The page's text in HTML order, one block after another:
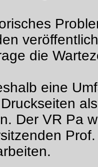
die
eine
Der VR Pa